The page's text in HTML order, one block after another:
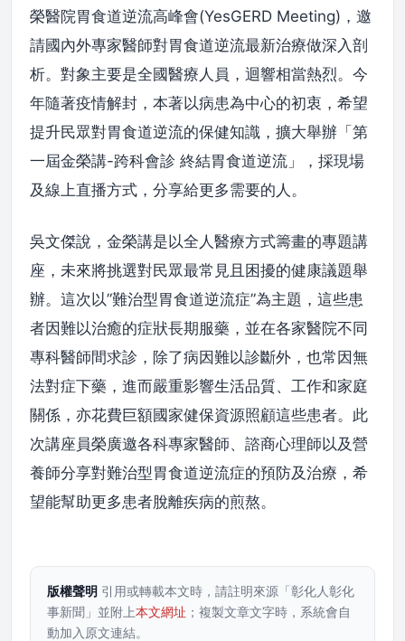
榮醫院胃食道逆流高峰會(YesGERD Meeting)，邀
請國內外專家醫師對胃食道逆流最新治療做深入剖
析。對象主要是全國醫療人員，迴響相當熱烈。今
年隨著疫情解封，本著以病患為中心的初衷，希望
提升民眾對胃食道逆流的保健知識，擴大舉辦「第
一屆金榮講-跨科會診 終結胃食道逆流」，採現場
及線上直播方式，分享給更多需要的人。
吳文傑說，金榮講是以全人醫療方式籌畫的專題講
座，未來將挑選對民眾最常見且困擾的健康議題舉
辦。這次以”難治型胃食道逆流症”為主題，這些患
者因難以治癒的症狀長期服藥，並在各家醫院不同
專科醫師間求診，除了病因難以診斷外，也常因無
法對症下藥，進而嚴重影響生活品質、工作和家庭
關係，亦花費巨額國家健保資源照顧這些患者。此
次講座員榮廣邀各科專家醫師、諮商心理師以及營
養師分享對難治型胃食道逆流症的預防及治療，希
望能幫助更多患者脫離疾病的煎熬。
版權聲明 引用或轉載本文時，請註明來源「彰化人彰化
事新聞」並附上本文網址 ；複製文章文字時，系統會自
動加入原文連結。